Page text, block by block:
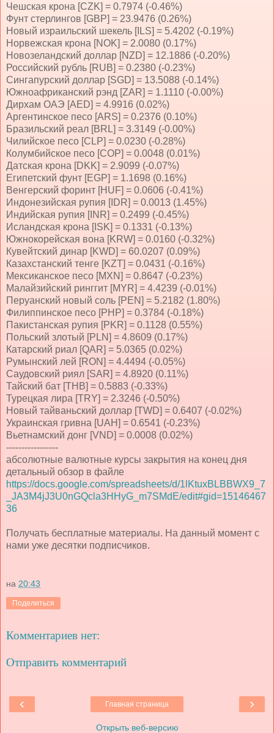
Чешская крона [CZK] = 0.7974 (-0.46%)
Фунт стерлингов [GBP] = 23.9476 (0.26%)
Новый израильский шекель [ILS] = 5.4202 (-0.19%)
Норвежская крона [NOK] = 2.0080 (0.17%)
Новозеландский доллар [NZD] = 12.1886 (-0.20%)
Российский рубль [RUB] = 0.2380 (-0.23%)
Сингапурский доллар [SGD] = 13.5088 (-0.14%)
Южноафриканский рэнд [ZAR] = 1.1110 (-0.00%)
Дирхам ОАЭ [AED] = 4.9916 (0.02%)
Аргентинское песо [ARS] = 0.2376 (0.10%)
Бразильский реал [BRL] = 3.3149 (-0.00%)
Чилийское песо [CLP] = 0.0230 (-0.28%)
Колумбийское песо [COP] = 0.0048 (0.01%)
Датская крона [DKK] = 2.9099 (-0.07%)
Египетский фунт [EGP] = 1.1698 (0.16%)
Венгерский форинт [HUF] = 0.0606 (-0.41%)
Индонезийская рупия [IDR] = 0.0013 (1.45%)
Индийская рупия [INR] = 0.2499 (-0.45%)
Исландская крона [ISK] = 0.1331 (-0.13%)
Южнокорейская вона [KRW] = 0.0160 (-0.32%)
Кувейтский динар [KWD] = 60.0207 (0.09%)
Казахстанский тенге [KZT] = 0.0431 (-0.16%)
Мексиканское песо [MXN] = 0.8647 (-0.23%)
Малайзийский ринггит [MYR] = 4.4239 (-0.01%)
Перуанский новый соль [PEN] = 5.2182 (1.80%)
Филиппинское песо [PHP] = 0.3784 (-0.18%)
Пакистанская рупия [PKR] = 0.1128 (0.55%)
Польский злотый [PLN] = 4.8609 (0.17%)
Катарский риал [QAR] = 5.0365 (0.02%)
Румынский лей [RON] = 4.4494 (-0.05%)
Саудовский риял [SAR] = 4.8920 (0.11%)
Тайский бат [THB] = 0.5883 (-0.33%)
Турецкая лира [TRY] = 2.3246 (-0.50%)
Новый тайваньский доллар [TWD] = 0.6407 (-0.02%)
Украинская гривна [UAH] = 0.6541 (-0.23%)
Вьетнамский донг [VND] = 0.0008 (0.02%)
-----------------
абсолютные валютные курсы закрытия на конец дня
детальный обзор в файле
https://docs.google.com/spreadsheets/d/1lKtuxBLBBWX9_7
_JA3M4jJ3U0nGQcla3HHyG_m7SMdE/edit#gid=15146467
36
Получать бесплатные материалы. На данный момент с
нами уже десятки подписчиков.
на 20:43
Поделиться
Комментариев нет:
Отправить комментарий
‹ ›
Главная страница
Открыть веб-версию